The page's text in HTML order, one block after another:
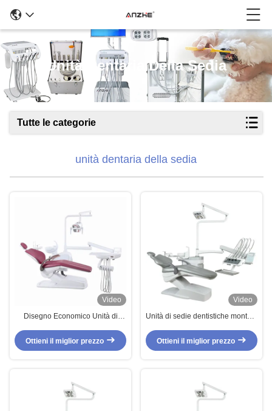
Unità Dentaria Della Sedia
Tutte le categorie
unità dentaria della sedia
Video
Disegno Economico Unità di
vassoio di funzionamento
montato in basso
Ottieni il miglior prezzo
Video
Unità di sedie dentistiche montate
sbiancamento dei denti
Ottieni il miglior prezzo